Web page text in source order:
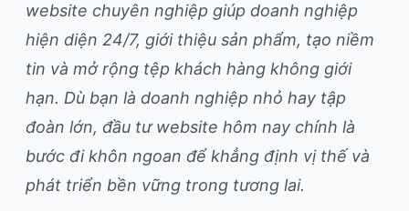
website chuyên nghiệp giúp doanh nghiệp
hiện diện 24/7, giới thiệu sản phẩm, tạo niềm
tin và mở rộng tệp khách hàng không giới
hạn. Dù bạn là doanh nghiệp nhỏ hay tập
đoàn lớn, đầu tư website hôm nay chính là
bước đi khôn ngoan để khẳng định vị thế và
phát triển bền vững trong tương lai.